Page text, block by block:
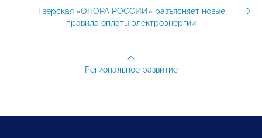
Тверская «ОПОРА РОССИИ» разъясняет новые
правила оплаты электроэнергии
Региональное развитие